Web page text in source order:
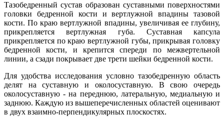
Тазобедренный сустав образован суставными поверхностями
головки бедренной кости и вертлужной впадины тазовой
кости. По краю вертлужной впадины, увеличивая ее глубину,
прикрепляется вертлужная губа. Суставная капсула
прикрепляется по краю вертлужной губы, прикрывая головку
бедренной кости, и крепится спереди по межвертельной
линии, а сзади покрывает две трети шейки бедренной кости.
Для удобства исследования условно тазобедренную область
делят на суставную и околосуставную. В свою очередь
околосуставную - на переднюю, латеральную, медиальную и
заднюю. Каждую из вышеперечисленных областей оценивают
в двух взаимно-перпендикулярных плоскостях.